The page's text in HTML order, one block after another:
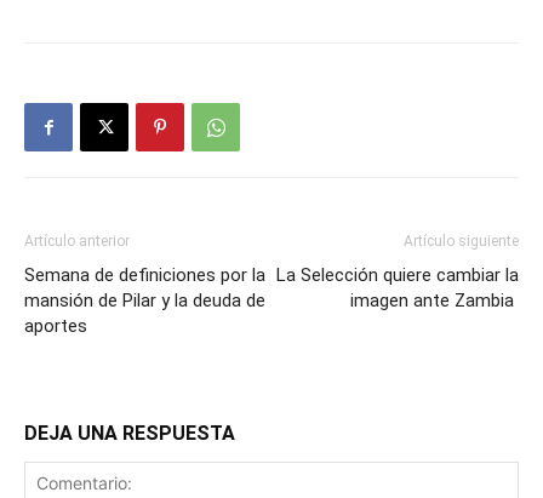
Artículo anterior
Semana de definiciones por la
mansión de Pilar y la deuda de
aportes
Artículo siguiente
La Selección quiere cambiar la
imagen ante Zambia
DEJA UNA RESPUESTA